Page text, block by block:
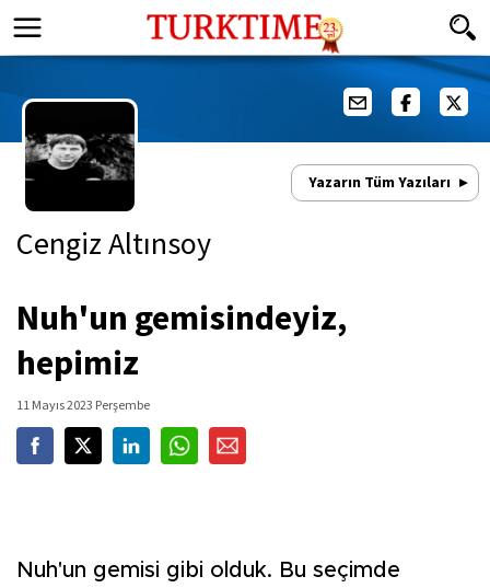
Yazarın Tüm Yazıları
Cengiz Altınsoy
Nuh'un gemisindeyiz,
hepimiz
11 Mayıs 2023 Perşembe
Nuh'un gemisi gibi olduk. Bu seçimde